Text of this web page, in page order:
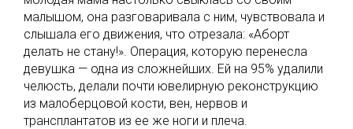
малышом, она разговаривала с ним, чувствовала и
слышала его движения, что отрезала: «Аборт
делать не стану!». Операция, которую перенесла
девушка — одна из сложнейших. Ей на 95% удалили
челюсть, делали почти ювелирную реконструкцию
из малоберцовой кости, вен, нервов и
трансплантатов из ее же ноги и плеча.